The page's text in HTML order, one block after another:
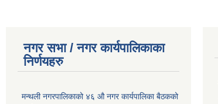
नगर सभा / नगर कार्यपालिकाका
निर्णयहरु
मन्थली नगरपालिकाको ४६ औ नगर कार्यपालिका बैठकको